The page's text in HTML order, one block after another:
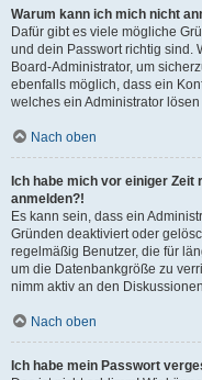
Warum kann ich mich nicht
Dafür gibt es viele mögliche
und dein Passwort richtig sind.
Board-Administrator, um
ebenfalls möglich, dass ein
welches ein Administrator lösen
Nach oben
Ich habe mich vor einiger
anmelden?!
Es kann sein, dass ein
Gründen deaktiviert oder
regelmäßig Benutzer, die für
um die Datenbankgröße zu
nimm aktiv an den
Nach oben
Ich habe mein Passwort